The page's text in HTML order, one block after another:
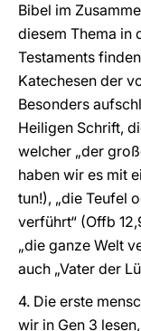
Bibel im
diesem Thema in
Testaments
Katechesen der
Besonders
Heiligen Schrift,
welcher „der
haben wir es mit
tun!), „die Teufel
verführt“ (Offb
„die ganze Welt
auch „Vater der
4. Die erste
wir in Gen 3